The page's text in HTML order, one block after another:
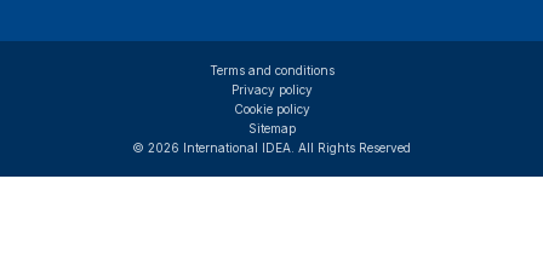
© 2026 International IDEA. All Rights Reserved
Terms and conditions
Privacy policy
Cookie policy
Sitemap